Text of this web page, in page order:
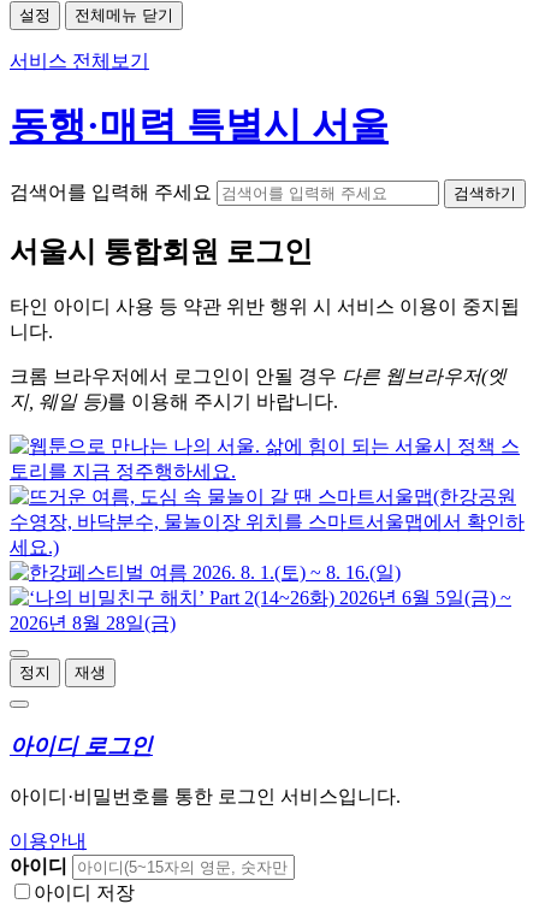
설정 전체메뉴 닫기
서비스 전체보기
동행·매력 특별시 서울
검색어를 입력해 주세요 검색하기
서울시 통합회원 로그인
타인 아이디 사용 등 약관 위반 행위 시 서비스 이용이 중지됩
니다.
크롬 브라우저에서 로그인이 안될 경우 다른 웹브라우저(엣
지, 웨일 등)를 이용해 주시기 바랍니다.
정지 재생
아이디 로그인
아이디·비밀번호를 통한 로그인 서비스입니다.
이용안내
아이디
아이디 저장